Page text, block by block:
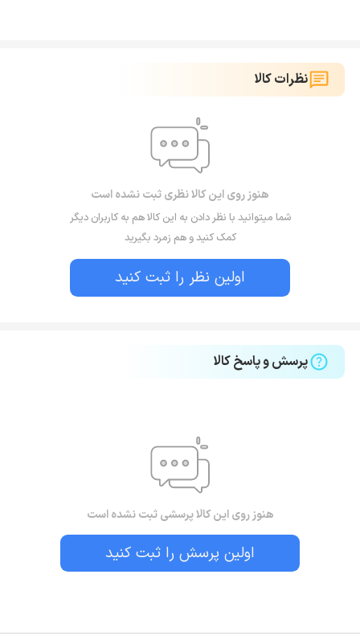
نظرات کالا
هنوز روی این کالا نظری ثبت نشده است
شما میتوانید با نظر دادن به این کالا هم به کاربران دیگر
کمک کنید و هم زمرد بگیرید
اولین نظر را ثبت کنید
پرسش و پاسخ کالا
هنوز روی این کالا پرسشی ثبت نشده است
اولین پرسش را ثبت کنید